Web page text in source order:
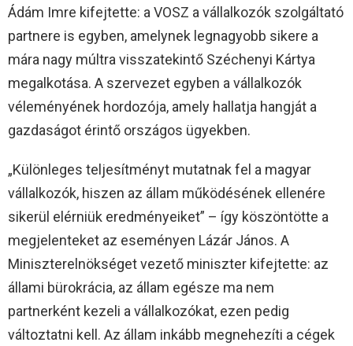
Ádám Imre kifejtette: a VOSZ a vállalkozók szolgáltató
partnere is egyben, amelynek legnagyobb sikere a
mára nagy múltra visszatekintő Széchenyi Kártya
megalkotása. A szervezet egyben a vállalkozók
véleményének hordozója, amely hallatja hangját a
gazdaságot érintő országos ügyekben.
„Különleges teljesítményt mutatnak fel a magyar
vállalkozók, hiszen az állam működésének ellenére
sikerül elérniük eredményeiket” – így köszöntötte a
megjelenteket az eseményen Lázár János. A
Miniszterelnökséget vezető miniszter kifejtette: az
állami bürokrácia, az állam egésze ma nem
partnerként kezeli a vállalkozókat, ezen pedig
változtatni kell. Az állam inkább megnehezíti a cégek